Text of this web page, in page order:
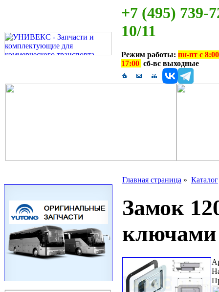
+7 (495) 739-
10/11
Режим работы: пн-пт с
17:00 сб-вс выходные
Главная страница » Каталог
Замок
ключами